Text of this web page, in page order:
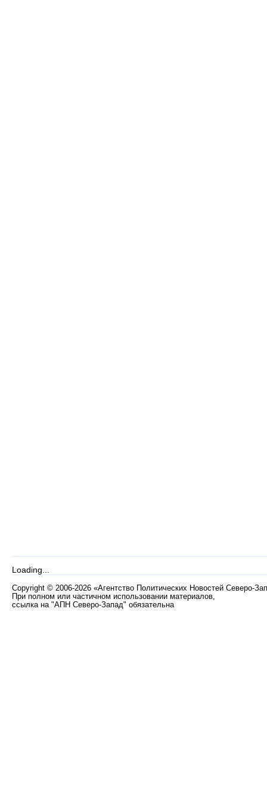
Loading...
Copyright © 2006-2026 «Агентство Политических Новостей Северо-
При полном или частичном использовании материалов,
ссылка на "АПН Северо-Запад" обязательна